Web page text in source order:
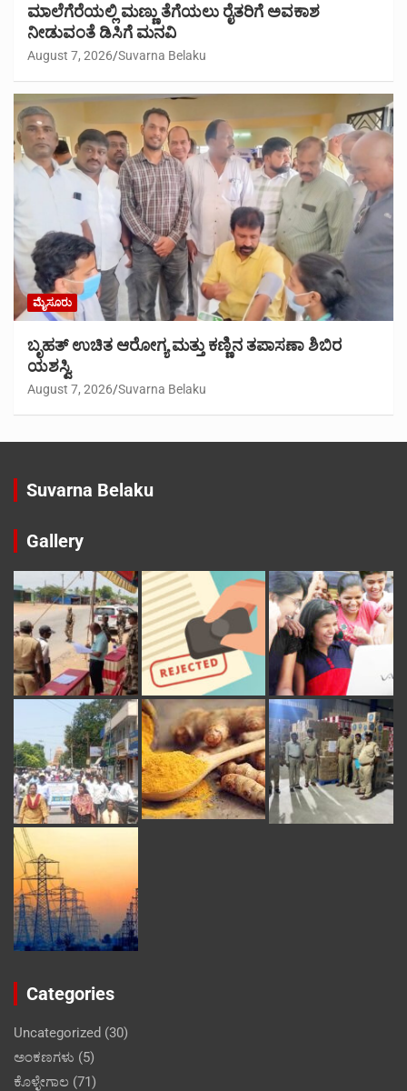
ಮಾಲೆಗೆರೆಯಲ್ಲಿ ಮಣ್ಣು ತೆಗೆಯಲು ರೈತರಿಗೆ ಅವಕಾಶ
ನೀಡುವಂತೆ ಡಿಸಿಗೆ ಮನವಿ
August 7, 2026 Suvarna Belaku
ಮೈಸೂರು
ಬೃಹತ್ ಉಚಿತ ಆರೋಗ್ಯ ಮತ್ತು ಕಣ್ಣಿನ ತಪಾಸಣಾ ಶಿಬಿರ
ಯಶಸ್ವಿ
August 7, 2026 Suvarna Belaku
Suvarna Belaku
Gallery
Categories
Uncategorized (30)
ಅಂಕಣಗಳು (5)
ಕೊಳ್ಳೇಗಾಲ (71)